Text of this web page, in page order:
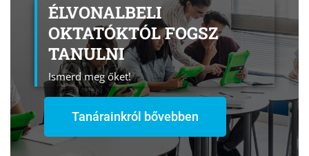
ÉLVONALBELI
OKTATÓKTÓL FOGSZ
TANULNI
Ismerd meg őket!
Tanárainkról bővebben